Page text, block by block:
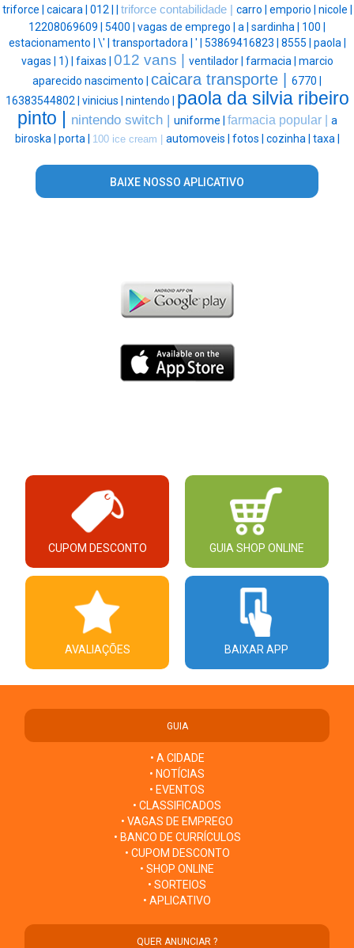
triforce | caicara | 012 | triforce contabilidade | carro | emporio | nicole |
12208069609 | 5400 | vagas de emprego | a | sardinha | 100 |
estacionamento | \' | transportadora | ' | 53869416823 | 8555 | paola |
vagas | 1) | faixas | 012 vans | ventilador | farmacia | marcio
aparecido nascimento | caicara transporte |
6770 |
16383544802 | vinicius | nintendo | paola da silvia ribeiro
pinto | nintendo switch | uniforme | farmacia popular | a
biroska | porta | 100 ice cream | automoveis | fotos | cozinha | taxa |
BAIXE NOSSO APLICATIVO
CUPOM DESCONTO GUIA SHOP ONLINE
AVALIAÇÕES BAIXAR APP
GUIA
• A CIDADE
• NOTÍCIAS
• EVENTOS
• CLASSIFICADOS
• VAGAS DE EMPREGO
• BANCO DE CURRÍCULOS
• CUPOM DESCONTO
• SHOP ONLINE
• SORTEIOS
• APLICATIVO
QUER ANUNCIAR ?